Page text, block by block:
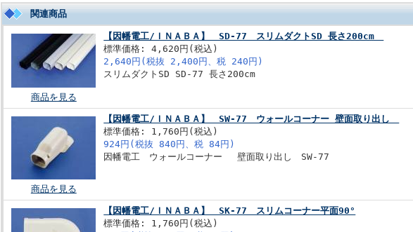
関連商品
商品を見る
【因幡電工/ＩＮＡＢＡ】 SD-77 スリムダクトSD 長さ200cm
標準価格: 4,620円(税込)
2,640円(税抜 2,400円、税 240円)
スリムダクトSD SD-77 長さ200cm
商品を見る
【因幡電工/ＩＮＡＢＡ】 SW-77 ウォールコーナー 壁面取り出し
標準価格: 1,760円(税込)
924円(税抜 840円、税 84円)
因幡電工 ウォールコーナー 壁面取り出し SW-77
【因幡電工/ＩＮＡＢＡ】 SK-77 スリムコーナー平面90°
標準価格: 1,760円(税込)